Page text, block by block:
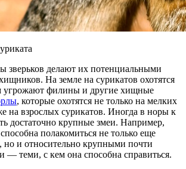
зверьков делают их потенциальными
На земле на сурикатов охотятся
угрожают филины и другие хищные
, которые охотятся не только на мелких
на взрослых сурикатов. Иногда в норы к
достаточно крупные змеи. Например,
способна полакомиться не только еще
и относительно крупными почти
— теми, с кем она способна справиться.